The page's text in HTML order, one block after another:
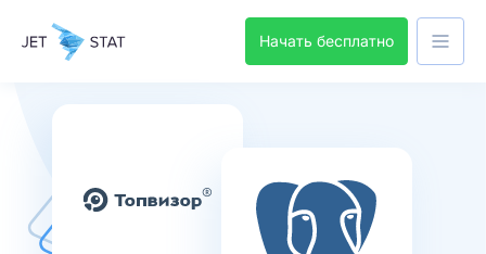
Начать бесплатно